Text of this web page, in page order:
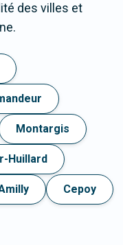
des villes et
Montargis
Huillard
Cepoy